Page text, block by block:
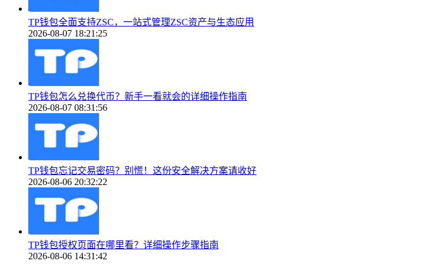
TP钱包全面支持ZSC，一站式管理ZSC资产与生态应用
2026-08-07 18:21:25
TP钱包怎么兑换代币？新手一看就会的详细操作指南
2026-08-07 08:31:56
TP钱包忘记交易密码？别慌！这份安全解决方案请收好
2026-08-06 20:32:22
TP钱包授权页面在哪里看？详细操作步骤指南
2026-08-06 14:31:42